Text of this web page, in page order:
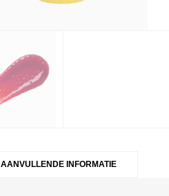
AANVULLENDE INFORMATIE